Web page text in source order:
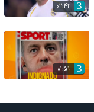
02:42
01:59